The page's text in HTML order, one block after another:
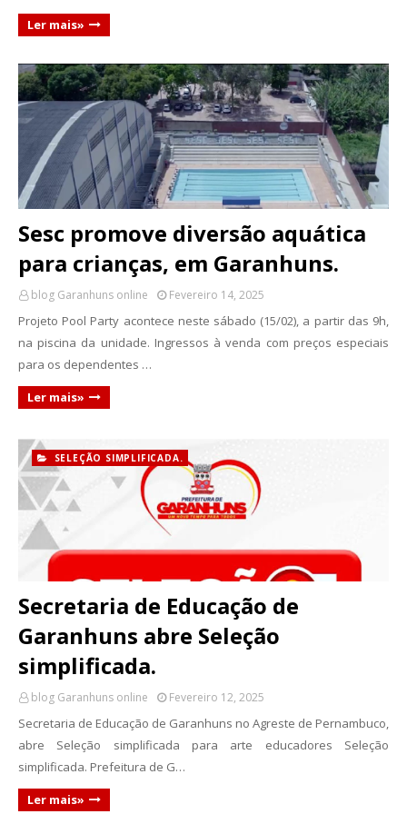
Ler mais»
Sesc promove diversão aquática
para crianças, em Garanhuns.
blog Garanhuns online Fevereiro 14, 2025
Projeto Pool Party acontece neste sábado (15/02), a partir das 9h,
na piscina da unidade. Ingressos à venda com preços especiais
para os dependentes …
Ler mais»
SELEÇÃO SIMPLIFICADA.
Secretaria de Educação de
Garanhuns abre Seleção
simplificada.
blog Garanhuns online Fevereiro 12, 2025
Secretaria de Educação de Garanhuns no Agreste de Pernambuco,
abre Seleção simplificada para arte educadores Seleção
simplificada. Prefeitura de G…
Ler mais»